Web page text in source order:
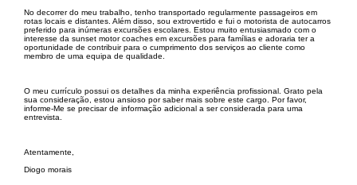
No decorrer do meu trabalho, tenho transportado regularmente passageiros em
rotas locais e distantes. Além disso, sou extrovertido e fui o motorista de autocarros
preferido para inúmeras excursões escolares. Estou muito entusiasmado com o
interesse da sunset motor coaches em excursões para famílias e adoraria ter a
oportunidade de contribuir para o cumprimento dos serviços ao cliente como
membro de uma equipa de qualidade.
O meu currículo possui os detalhes da minha experiência profissional. Grato pela
sua consideração, estou ansioso por saber mais sobre este cargo. Por favor,
informe-Me se precisar de informação adicional a ser considerada para uma
entrevista.
Atentamente,
Diogo morais